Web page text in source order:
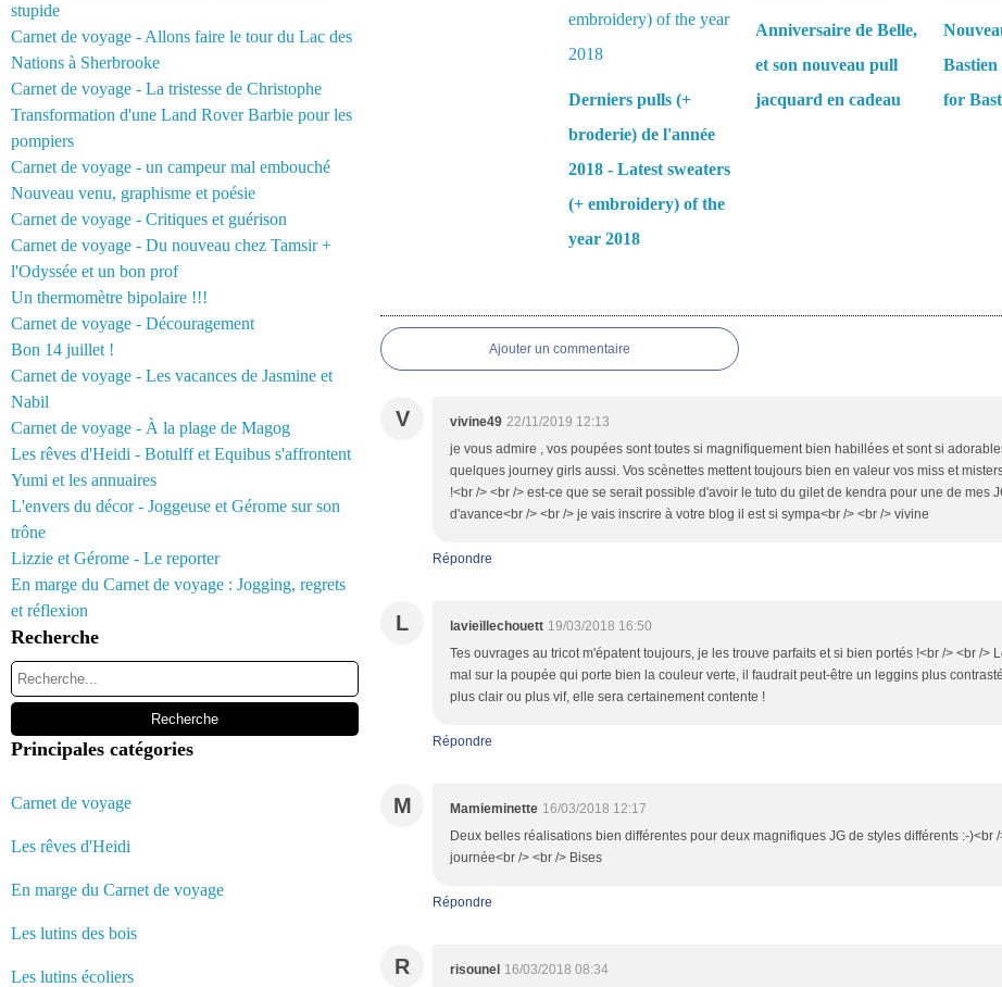
stupide
Carnet de voyage - Allons faire le tour du Lac des
Nations à Sherbrooke
Carnet de voyage - La tristesse de Christophe
Transformation d'une Land Rover Barbie pour les
pompiers
Carnet de voyage - un campeur mal embouché
Nouveau venu, graphisme et poésie
Carnet de voyage - Critiques et guérison
Carnet de voyage - Du nouveau chez Tamsir +
l'Odyssée et un bon prof
Un thermomètre bipolaire !!!
Carnet de voyage - Découragement
Bon 14 juillet !
Carnet de voyage - Les vacances de Jasmine et
Nabil
Carnet de voyage - À la plage de Magog
Les rêves d'Heidi - Botulff et Equibus s'affrontent
Yumi et les annuaires
L'envers du décor - Joggeuse et Gérome sur son
trône
Lizzie et Gérome - Le reporter
En marge du Carnet de voyage : Jogging, regrets
et réflexion
Recherche
Principales catégories
Carnet de voyage
Les rêves d'Heidi
En marge du Carnet de voyage
Les lutins des bois
Les lutins écoliers
Derniers pulls (+
broderie) de l'année
2018 - Latest sweaters
(+ embroidery) of the
year 2018
Anniversaire de Belle,
et son nouveau pull
jacquard en cadeau
Bastien
for
Ajouter un commentaire
V vivine49 22/11/2019 12:13
je vous admire , vos poupées sont toutes si magnifiquement bien habillées et sont si
quelques journey girls aussi. Vos scènettes mettent toujours bien en valeur vos miss et
!<br /> <br /> est-ce que se serait possible d'avoir le tuto du gilet de kendra pour une de mes
d'avance<br /> <br /> je vais inscrire à votre blog il est si sympa<br /> <br /> vivine
Répondre
L lavieillechouett 19/03/2018 16:50
Tes ouvrages au tricot m'épatent toujours, je les trouve parfaits et si bien portés !<br /> <br />
mal sur la poupée qui porte bien la couleur verte, il faudrait peut-être un leggins plus
plus clair ou plus vif, elle sera certainement contente !
Répondre
M Mamieminette 16/03/2018 12:17
Deux belles réalisations bien différentes pour deux magnifiques JG de styles différents :-)<br
journée<br /> <br /> Bises
Répondre
R risounel 16/03/2018 08:34